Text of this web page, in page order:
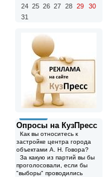
24 25 26 27 28 29
30
31
Опросы на КузПресс
Как вы относитесь к
застройке центра города
объектами А. Н. Говора?
За какую из партий вы бы
проголосовали, если бы
"выборы" проводились